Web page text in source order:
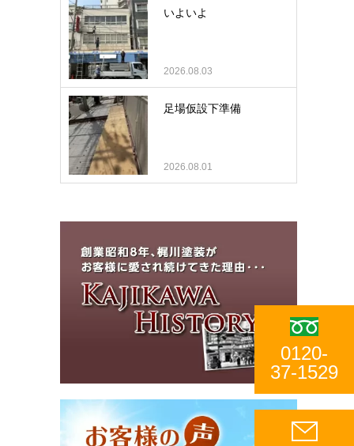
いよいよ
2026.08.03
足場仮設下準備
2026.08.01
0120-
37-1529